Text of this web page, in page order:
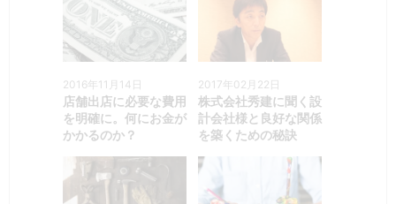
2016年11月14日
店舗出店に必要な費用
を明確に。何にお金が
かかるのか？
2017年02月22日
株式会社秀建に聞く設
計会社様と良好な関係
を築くための秘訣